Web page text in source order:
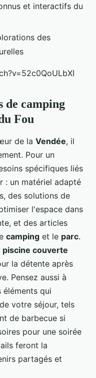
et interactifs du
des
de camping
Fou
de la Vendée, il
Pour un
spécifiques liés
: un matériel adapté
des solutions de
l'espace dans
et des articles
camping et le parc.
piscine couverte
la détente après
Pensez aussi à
éléments qui
votre séjour, tels
de barbecue si
pour une soirée
feront la
partagés et